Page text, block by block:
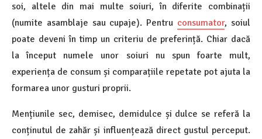
soi, altele din mai multe soiuri, în diferite combinații
(numite asamblaje sau cupaje). Pentru consumator, soiul
poate deveni în timp un criteriu de preferință. Chiar dacă
la început numele unor soiuri nu spun foarte mult,
experiența de consum și comparațiile repetate pot ajuta la
formarea unor gusturi proprii.
Mențiunile sec, demisec, demidulce și dulce se referă la
conținutul de zahăr și influențează direct gustul perceput.